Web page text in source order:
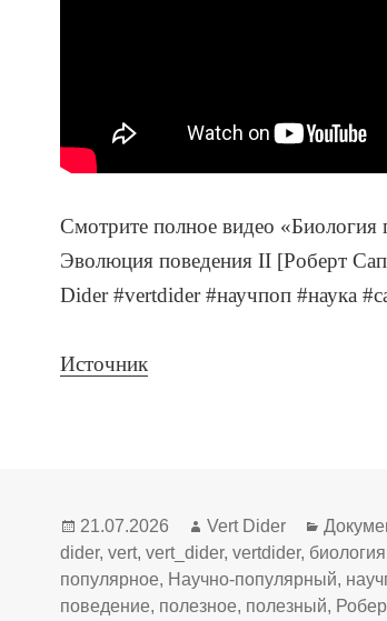
Смотрите полное видео «Биология
Эволюция поведения II [Роберт
Dider #vertdider #научпоп #наука
Источник
Опубликовано
21.07.2026 Автор
Vert Dider
dider,vert,vert_dider,vertdider, биология
популярное, Научно-популярный,
поведение, полезное, полезный,